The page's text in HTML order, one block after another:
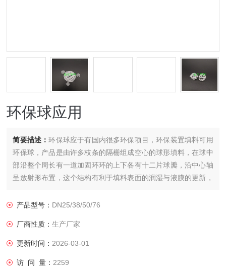
环保球应用
简要描述：环保球应于有国内很多环保项目，环保装置填料可用
环保球，产品是由许多枝条的隔栅组成空心的球形填料，在球中
部沿整个周长有一道加固环环的上下各有十二片球瓣，沿中心轴
呈放射形布置，这个结构有利于填料表面的润湿与液膜的更新，
产品型号： DN25/38/50/76
厂商性质：生产厂家
更新时间： 2026-03-01
访 问 量： 2259